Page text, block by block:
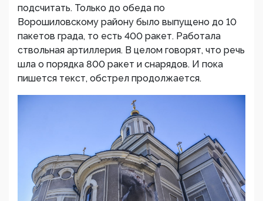
подсчитать. Только до обеда по
Ворошиловскому району было выпущено до 10
пакетов града, то есть 400 ракет. Работала
ствольная артиллерия. В целом говорят, что речь
шла о порядка 800 ракет и снарядов. И пока
пишется текст, обстрел продолжается.